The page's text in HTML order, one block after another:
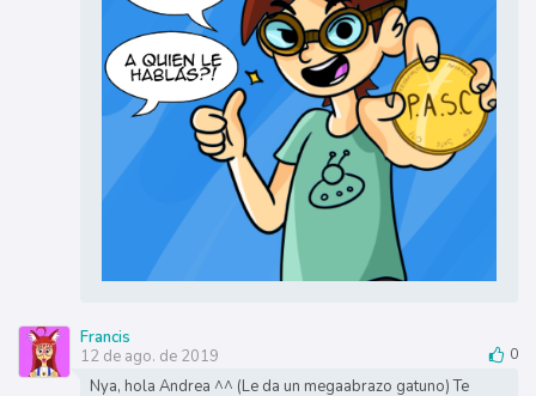
Francis
12 de ago. de 2019
0
Nya, hola Andrea ^^ (Le da un megaabrazo gatuno) Te